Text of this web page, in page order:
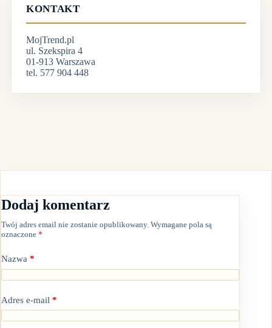
KONTAKT
MojTrend.pl
ul. Szekspira 4
01-913 Warszawa
tel. 577 904 448
Dodaj komentarz
Twój adres email nie zostanie opublikowany. Wymagane pola są
oznaczone *
Nazwa *
Adres e-mail *